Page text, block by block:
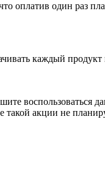
оплатив один раз
каждый продукт
воспользоваться
акции не